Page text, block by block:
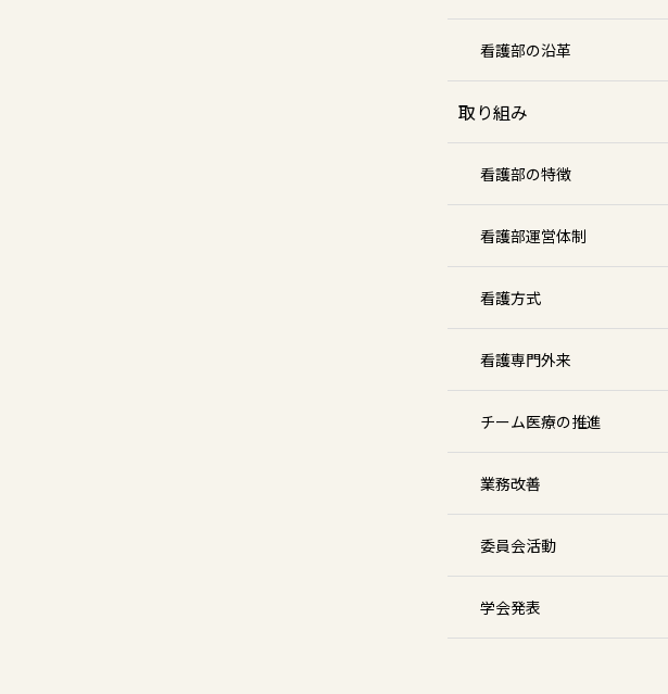
看護部の沿革
取り組み
看護部の特徴
看護部運営体制
看護方式
看護専門外来
チーム医療の推進
業務改善
委員会活動
学会発表